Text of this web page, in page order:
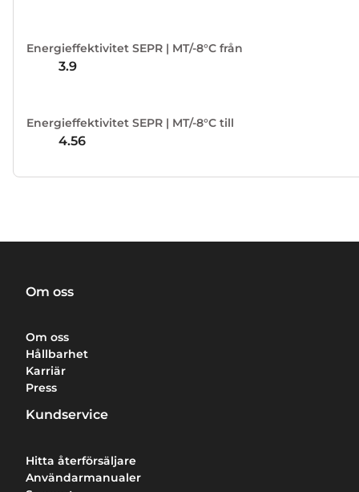
Energieffektivitet SEPR | MT/-8°C från
3.9
Energieffektivitet SEPR | MT/-8°C till
4.56
Om oss
Om oss
Hållbarhet
Karriär
Press
Kundservice
Hitta återförsäljare
Användarmanualer